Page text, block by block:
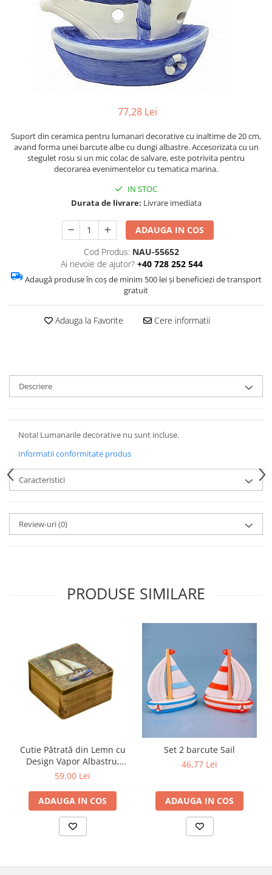
Barci, vapoare, ambarcatiuni
Decoratiuni care se agata
77,28 Lei
Suport din ceramica pentru lumanari decorative cu inaltime de 20 cm,
avand forma unei barcute albe cu dungi albastre. Accesorizata cu un
stegulet rosu si un mic colac de salvare, este potrivita pentru
decorarea evenimentelor cu tematica marina.
IN STOC
Durata de livrare: Livrare imediata
ADAUGA IN COS
Cod Produs: NAU-55652
Ai nevoie de ajutor? +40 728 252 544
Adaugă produse în coș de minim 500 lei și beneficiezi de transport
gratuit
Adauga la Favorite Cere informatii
Descriere
Nota! Lumanarile decorative nu sunt incluse.
Informatii conformitate produs
Caracteristici
Review-uri(0)
PRODUSE SIMILARE
Cutie Pătrată din Lemn cu
Design Vapor Albastru,
9*9CM
59,00 Lei
ADAUGA IN COS
Set 2 barcute Sail
46,77 Lei
ADAUGA IN COS